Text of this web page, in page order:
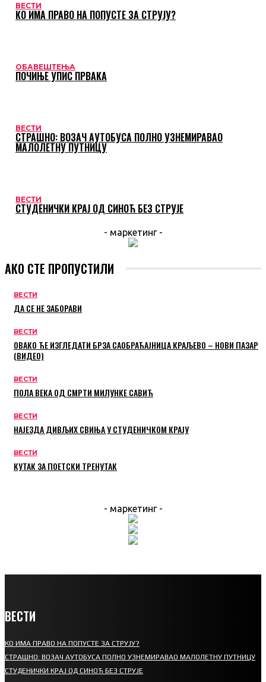
ВЕСТИ
КО ИМА ПРАВО НА ПОПУСТЕ ЗА СТРУЈУ?
ОБАВЕШТЕЊА
ПОЧИЊЕ УПИС ПРВАКА
ВЕСТИ
СТРАШНО: ВОЗАЧ АУТОБУСА ПОЛНО УЗНЕМИРАВАО
МАЛОЛЕТНУ ПУТНИЦУ
ВЕСТИ
СТУДЕНИЧКИ КРАЈ ОД СИНОЋ БЕЗ СТРУЈЕ
- маркетинг -
АКО СТЕ ПРОПУСТИЛИ
ВЕСТИ
ДА СЕ НЕ ЗАБОРАВИ
ВЕСТИ
ОВАКО ЋЕ ИЗГЛЕДАТИ БРЗА САОБРАЋАЈНИЦА КРАЉЕВО – НОВИ ПАЗАР
(ВИДЕО)
ВЕСТИ
ПОЛА ВЕКА ОД СМРТИ МИЛУНКЕ САВИЋ
ВЕСТИ
НАЈЕЗДА ДИВЉИХ СВИЊА У СТУДЕНИЧКОМ КРАЈУ
ВЕСТИ
КУТАК ЗА ПОЕТСКИ ТРЕНУТАК
- маркетинг -
ВЕСТИ
КО ИМА ПРАВО НА ПОПУСТЕ ЗА СТРУЈУ?
СТРАШНО: ВОЗАЧ АУТОБУСА ПОЛНО УЗНЕМИРАВАО МАЛОЛЕТНУ ПУТНИЦУ
СТУДЕНИЧКИ КРАЈ ОД СИНОЋ БЕЗ СТРУЈЕ